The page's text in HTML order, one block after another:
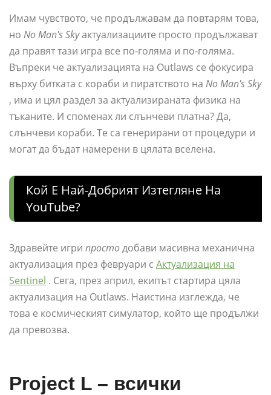
Имам чувството, че продължавам да повтарям това,
но No Man's Skyактуализациите просто продължават
да правят тази игра все по-голяма и по-голяма.
Въпреки че актуализацията на Outlaws се фокусира
върху битката с кораби и пиратството на No Man's Sky
, има и цял раздел за актуализираната физика на
тъканите. И споменах ли слънчеви платна? Да,
слънчеви кораби. Те са генерирани от процедури и
могат да бъдат намерени в цялата вселена.
Кой Е Най-Добрият Изтегляне На
YouTube?
Здравейте игри простодобави масивна механична
актуализация през февруари с Актуализация на
Sentinel . Сега, през април, екипът стартира цяла
актуализация на Outlaws. Наистина изглежда, че
това е космическият симулатор, който ще продължи
да превозва.
Project L – всички